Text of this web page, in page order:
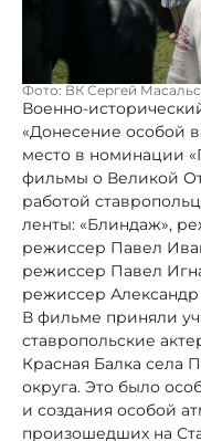
Фото: ВК Сергей
Военно-
«Донесение особой
место в номинации
фильмы о Великой
работой
ленты: «Блиндаж»,
режиссер Павел
режиссер Павел
режиссер
В фильме приняли
ставропольские
Красная Балка села
округа. Это было
и создания особой
произошедших на